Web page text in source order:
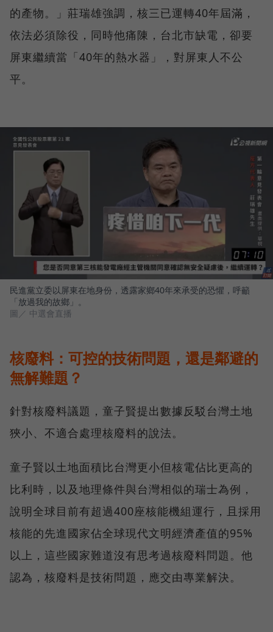
的產物。」莊瑞雄強調，核三已運轉40年屆滿，
依法必須除役，同時他痛陳，台北市缺電，卻要
屏東繼續當「40年的熱水器」，對屏東人不公
平。
民進黨立委以屏東在地身份，透露家鄉40年來承受的恐懼，呼籲
「放過我的故鄉」。
圖／ 中選會直播
核廢料：可控的技術問題，還是鄰避的
無解難題？
針對核廢料議題，童子賢提出數據反駁台灣土地
狹小、不適合處理核廢料的說法。
童子賢以土地面積比台灣更小但核電佔比更高的
比利時，以及地理條件與台灣相似的瑞士為例，
說明全球目前有超過400座核能機組運行，且採用
核能的先進國家佔全球現代文明經濟產值的95%
以上，這些國家難道沒有思考過核廢料問題。他
認為，核廢料是技術問題，應交由專業解決。